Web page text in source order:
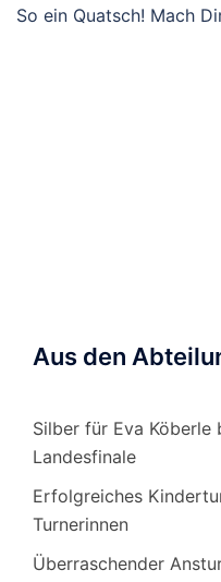
So ein Quatsch! Mach
Aus den
Silber für Eva
Landesfinale
Erfolgreiches
Turnerinnen
Überraschender